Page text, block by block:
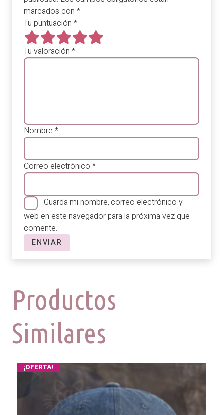
marcados con *
Tu puntuación *
Tu valoración *
Nombre *
Correo electrónico *
Guarda mi nombre, correo electrónico y
web en este navegador para la próxima vez que
comente.
Productos
Similares
¡OFERTA!
¡OFERTA!